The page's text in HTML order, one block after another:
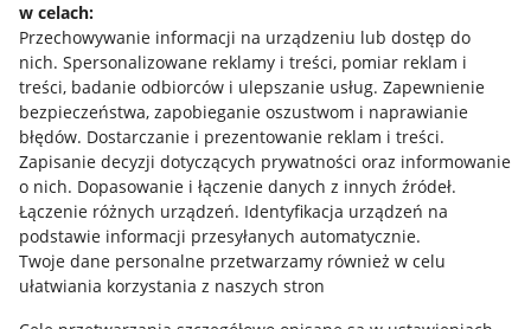
w celach:
Przechowywanie informacji na urządzeniu lub dostęp do
nich. Spersonalizowane reklamy i treści, pomiar reklam i
treści, badanie odbiorców i ulepszanie usług. Zapewnienie
bezpieczeństwa, zapobieganie oszustwom i naprawianie
błędów. Dostarczanie i prezentowanie reklam i treści.
Zapisanie decyzji dotyczących prywatności oraz informowanie
o nich. Dopasowanie i łączenie danych z innych źródeł.
Łączenie różnych urządzeń. Identyfikacja urządzeń na
podstawie informacji przesyłanych automatycznie.
Twoje dane personalne przetwarzamy również w celu
ułatwiania korzystania z naszych stron
Allegro Gadane dla sprzedających
Allegro Gadane dla kupujących
Mapa miejscowości
Informacje prawne
Regulamin
Polityka plików "cookies"
Ustawienia plików "cookies"